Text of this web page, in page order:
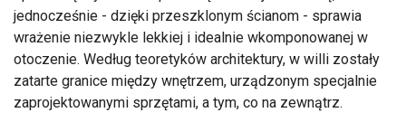
jednocześnie - dzięki przeszklonym ścianom - sprawia
wrażenie niezwykle lekkiej i idealnie wkomponowanej w
otoczenie. Według teoretyków architektury, w willi zostały
zatarte granice między wnętrzem, urządzonym specjalnie
zaprojektowanymi sprzętami, a tym, co na zewnątrz.